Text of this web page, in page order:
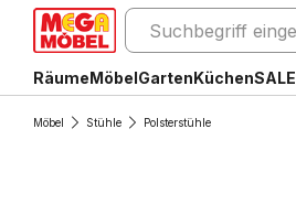
RäumeMöbelGartenKüchenSALE
Möbel Stühle Polsterstühle